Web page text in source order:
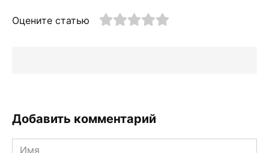
Оцените статью
Добавить комментарий
Имя